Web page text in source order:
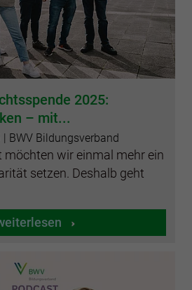
2025:
– mit...
| BWV Bildungsverband
möchten wir einmal mehr ein
setzen. Deshalb geht